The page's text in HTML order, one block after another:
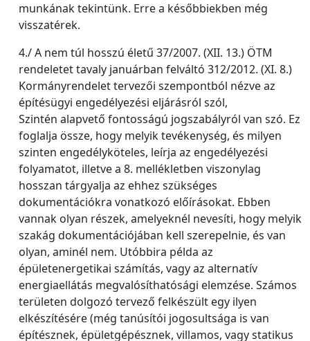
munkának tekintünk. Erre a későbbiekben még
visszatérek.
4./ A nem túl hosszú életű 37/2007. (XII. 13.) ÖTM
rendeletet tavaly januárban felváltó 312/2012. (XI. 8.)
Kormányrendelet tervezői szempontból nézve az
építésügyi engedélyezési eljárásról szól,
Szintén alapvető fontosságú jogszabályról van szó. Ez
foglalja össze, hogy melyik tevékenység, és milyen
szinten engedélyköteles, leírja az engedélyezési
folyamatot, illetve a 8. mellékletben viszonylag
hosszan tárgyalja az ehhez szükséges
dokumentációkra vonatkozó előírásokat. Ebben
vannak olyan részek, amelyeknél nevesíti, hogy melyik
szakág dokumentációjában kell szerepelnie, és van
olyan, aminél nem. Utóbbira példa az
épületenergetikai számítás, vagy az alternatív
energiaellátás megvalósíthatósági elemzése. Számos
területen dolgozó tervező felkészült egy ilyen
elkészítésére (még tanúsítói jogosultsága is van
építésznek, épületgépésznek, villamos, vagy statikus